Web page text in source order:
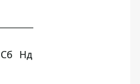
Сб Нд